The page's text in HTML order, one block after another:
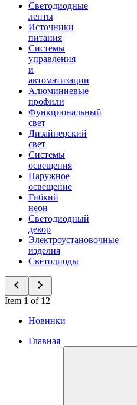
Светодиодные
ленты
Источники
питания
Системы
управления
и
автоматизации
Алюминиевые
профили
Функциональный
свет
Дизайнерский
свет
Системы
освещения
Наружное
освещение
Гибкий
неон
Светодиодный
декор
Электроустановочные
изделия
Светодиоды
Item 1 of 12
Новинки
Главная